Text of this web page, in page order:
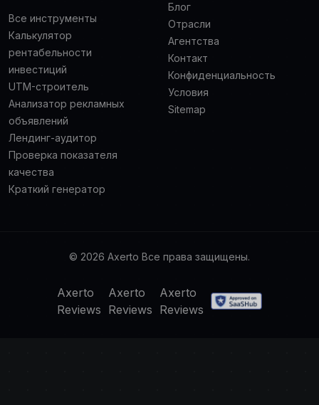
Все инструменты
Калькулятор
рентабельности
инвестиций
UTM-строитель
Анализатор рекламных
объявлений
Лендинг-аудитор
Проверка показателя
качества
Краткий генератор
Блог
Отрасли
Агентства
Контакт
Конфиденциальность
Условия
Sitemap
© 2026 Axerto Все права защищены.
Axerto
Reviews
Axerto
Reviews
Axerto
Reviews